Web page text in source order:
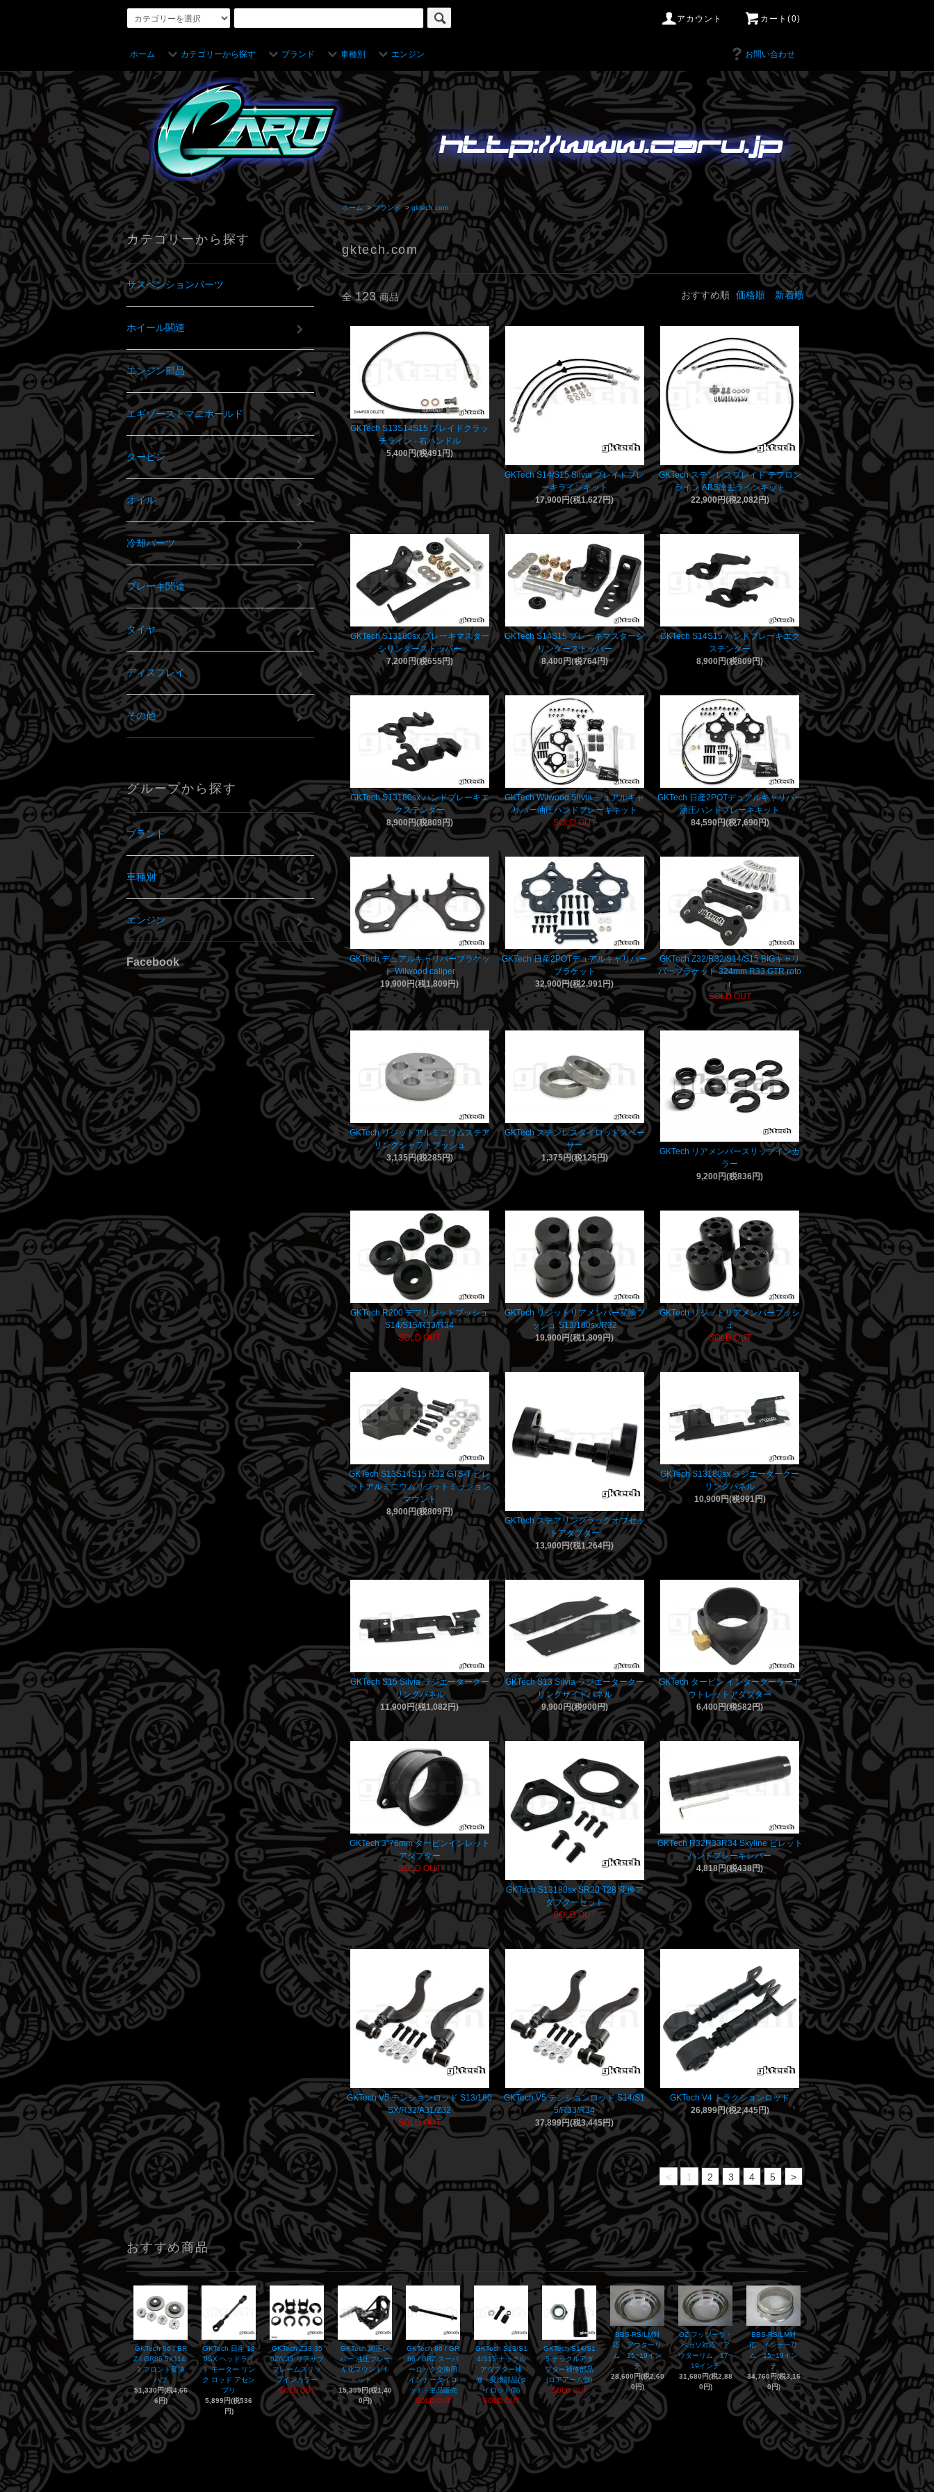
アカウント カート(0)
ホーム カテゴリーから探す ブランド 車種別 エンジン お問い合わせ
ホーム >ブランド > gktech.com
gktech.com
全 123 商品 おすすめ順 価格順 新着順
GKTech S13S14S15 ブレイドクラッ
チライン - 右ハンドル
5,400円(税491円)
GKTech S14/S15 Silvia ブレイドブレ
ーキラインキット
17,900円(税1,627円)
GKTech ステンレスブレイド テフロン
ライン ABS除去ラインキット
22,900円(税2,082円)
GKTech S13180sx ブレーキマスター
シリンダーストッパー
7,200円(税655円)
GKTech S14S15 ブレーキマスターシ
リンダーストッパー
8,400円(税764円)
GKTech S14S15 ハンドブレーキエク
ステンダー
8,900円(税809円)
GKTech S13180sx ハンドブレーキエ
クステンダー
8,900円(税809円)
GKTech Wilwood Silvia デュアルキャ
リパー油圧ハンドブレーキキット
SOLD OUT
GKTech 日産2POTデュアルキャリパー
油圧ハンドブレーキキット
84,590円(税7,690円)
GKTech デュアルキャリパーブラケッ
ト Wilwood caliper
19,900円(税1,809円)
GKTech 日産2POTデュアルキャリパー
ブラケット
32,900円(税2,991円)
GKTech Z32/R32/S14/S15 BIGキャリ
パーブラケット 324mm R33 GTR roto
r
SOLD OUT
GKTech リジットアルミニウムステア
リングシャフトブッシュ
3,135円(税285円)
GKTech ステンレスタイロッドスペー
サー
1,375円(税125円)
GKTech リアメンバースリップインカ
ラー
9,200円(税836円)
GKTech R200 デフリジットブッシュ
S14/S15/R33/R34
SOLD OUT
GKTech リジットリアメンバー変換ブ
ッシュ S13/180sx/R32
19,900円(税1,809円)
GKTech リジットリアメンバーブッシ
ュ
SOLD OUT
GKTech S13S14S15 R32 GTS-T ビレ
ットアルミニウムリジットミッション
マウント
8,900円(税809円)
GKTech ステアリングラックオフセッ
トアダプター
13,900円(税1,264円)
GKTech S13180sx ラジエータークー
リングパネル
10,900円(税991円)
GKTech S15 Silvia ラジエータークー
リングパネル
11,900円(税1,082円)
GKTech S13 Silvia ラジエータークー
リングサイドパネル
9,900円(税900円)
GKTech タービン インタークーラーア
ウトレットアダプター
6,400円(税582円)
GKTech 3"76mm タービンインレット
アダプター
SOLD OUT
GKTech S13180sx SR20 T28 変換ア
ダプターセット
SOLD OUT
GKTech R32R33R34 Skyline ビレット
ハンドブレーキレバー
4,818円(税438円)
GKTech V5 テンションロッド S13/180
SX/R32/A31/Z32
SOLD OUT
GKTech V5 テンションロッド S14/S1
5/R33/R34
37,899円(税3,445円)
GKTech V4 トラクションロッド
26,899円(税2,445円)
< 1 2 3 4 5 >
カテゴリーから探す
サスペンションパーツ
ホイール関連
エンジン部品
エギゾーストマニホールド
タービン
オイル
冷却パーツ
ブレーキ関連
タイヤ
ディスプレイ
その他
グループから探す
ブランド
車種別
エンジン
Facebook
おすすめ商品
GKTech 86 / BR
Z / GR86 5X114.
3 フロント変換
ハブ
51,330円(税4,66
6円)
GKTech 日産 18
0SX ヘッドライ
ト モーター リン
ク ロッド アセン
ブリ
5,899円(税536
円)
GKTech Z33 35
0Z/V35 リアサブ
フレームスリッ
プインカラー
SOLD OUT
GKTech 純正レ
バー 油圧ブレー
キ化マウントキ
ット
15,399円(税1,40
0円)
GKTech 86 / GR
86 / BRZ スーパ
ーロック交換用
インナータイロ
ッド - 単品販売
SOLD OUT
GKTech S13/S1
4/S15 ナックル
アダプター補
修・変換部品(タ
イロッド側)
SOLD OUT
GKTech S14/S1
5 ナックルアダ
プター補修部品
(ロアアーム側)
SOLD OUT
BBS-RS/LM対
応 アウターリ
ム 15~19イン
チ
28,600円(税2,60
0円)
OZ フッツーラ・
ペガソ対応 ア
ウターリム 17~
19インチ
31,680円(税2,88
0円)
BBS-RS/LM対
応 インナーリ
ム 15~19イン
チ
34,760円(税3,16
0円)